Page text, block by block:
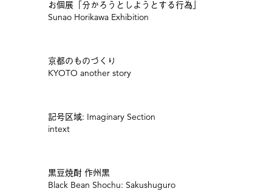
お個展「分かろうとしようとする行為」
Sunao Horikawa Exhibition
京都のものづくり
KYOTO another story
記号区域: Imaginary Section
intext
黒豆焼酎 作州黒
Black Bean Shochu: Sakushuguro